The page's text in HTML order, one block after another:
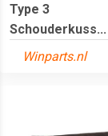
Type 3
Schouderkuss...
Winparts.nl